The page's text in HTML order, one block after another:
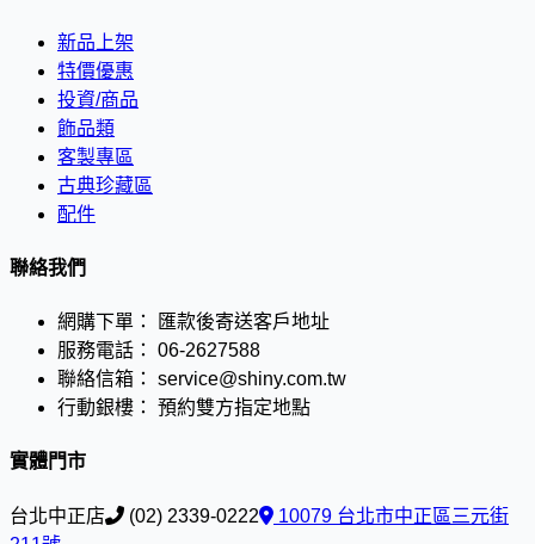
新品上架
特價優惠
投資/商品
飾品類
客製專區
古典珍藏區
配件
聯絡我們
網購下單：
匯款後寄送客戶地址
服務電話： 06-2627588
聯絡信箱： service@shiny.com.tw
行動銀樓： 預約雙方指定地點
實體門市
台北中正店 (02) 2339-0222
10079 台北市中正區三元街